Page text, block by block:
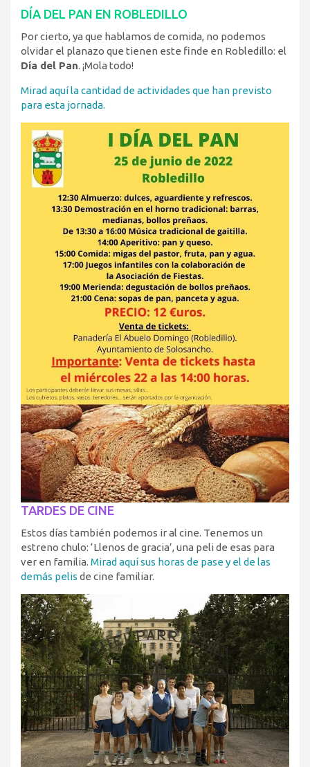
DÍA DEL PAN EN ROBLEDILLO
Por cierto, ya que hablamos de comida, no podemos
olvidar el planazo que tienen este finde en Robledillo: el
Día del Pan. ¡Mola todo!
Mirad aquí la cantidad de actividades que han previsto
para esta jornada.
TARDES DE CINE
Estos días también podemos ir al cine. Tenemos un
estreno chulo: ‘Llenos de gracia’, una peli de esas para
ver en familia. Mirad aquí sus horas de pase y el de las
demás pelis de cine familiar.